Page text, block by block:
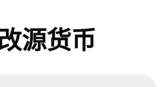
源货币